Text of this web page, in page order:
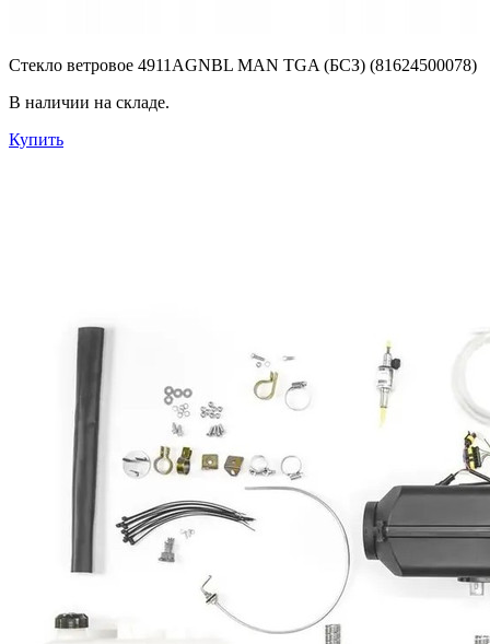
Стекло ветровое 4911AGNBL MAN TGA (БСЗ) (81624500078)
В наличии на складе.
Купить